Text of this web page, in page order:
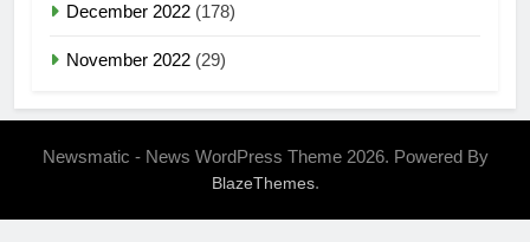
December 2022 (178)
November 2022 (29)
Newsmatic - News WordPress Theme 2026. Powered By
BlazeThemes.